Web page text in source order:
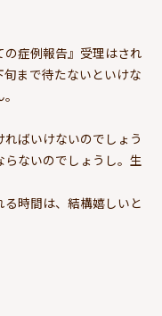
症例報告』受理はされ
まで待たないといけな
ばいけないのでしょう
ないのでしょうし。生
時間は、結構嬉しいと